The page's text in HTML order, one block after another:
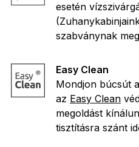
esetén
szabványnak
Easy Clean
Mondjon búcsút
az Easy Clean
megoldást
tisztításra szánt